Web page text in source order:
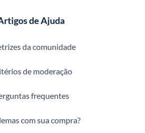
de Ajuda
da comunidade
de moderação
frequentes
com sua compra?